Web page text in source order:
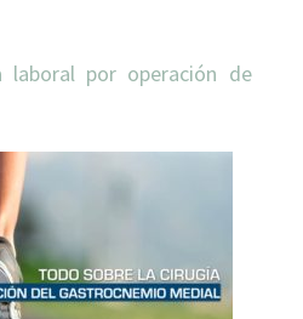
laboral por operación de